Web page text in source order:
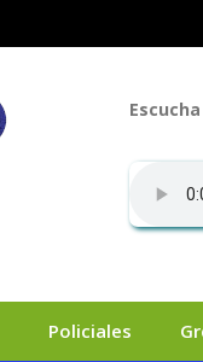
Policiales